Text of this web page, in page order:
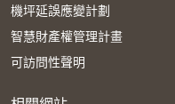
機坪延誤應變計劃
智慧財產權管理計畫
可訪問性聲明